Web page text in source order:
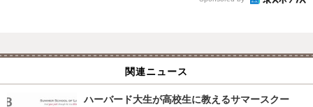
関連ニュース
ハーバード大生が高校生に教えるサマースクー